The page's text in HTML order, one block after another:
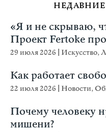
«Я и не скрываю,
Проект Fertoke
29 июля 2026 Искусство,
Как работает
22 июля 2026 Новости,
Почему человеку
мишени?